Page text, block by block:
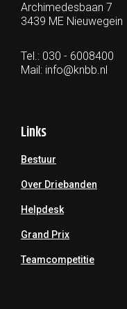
Archimedesbaan 7
3439 ME Nieuwegein
Tel.: 030 - 6008400
Mail: info@knbb.nl
Links
Bestuur
Over Driebanden
Helpdesk
Grand Prix
Teamcompetitie